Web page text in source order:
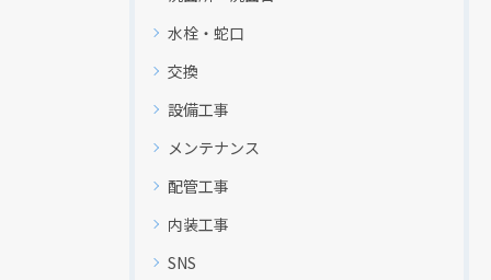
水栓・蛇口
交換
設備工事
メンテナンス
配管工事
内装工事
SNS